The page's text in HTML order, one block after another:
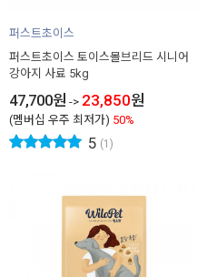
퍼스트초이스
퍼스트초이스 토이스몰브리드 시니어
강아지 사료 5kg
47,700원 -> 23,850원
(멤버십 우주 최저가) 50%
5 (1)